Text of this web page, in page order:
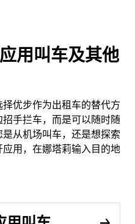
用叫车及其他
优步作为出租车的替代方
手拦车，而是可以随时随
从机场叫车，还是想探索
用，在娜塔莉输入目的地